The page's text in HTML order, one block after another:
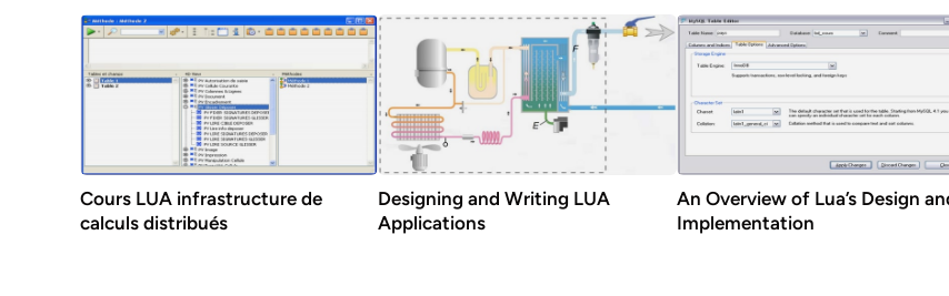
Cours LUA infrastructure de
calculs distribués
Designing and Writing LUA
Applications
An Overview of Lua’s Design
Implementation